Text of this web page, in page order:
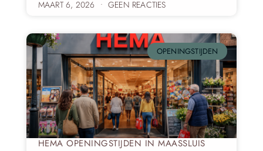
MAART 6, 2026 GEEN REACTIES
OPENINGSTIJDEN
HEMA OPENINGSTIJDEN IN MAASSLUIS